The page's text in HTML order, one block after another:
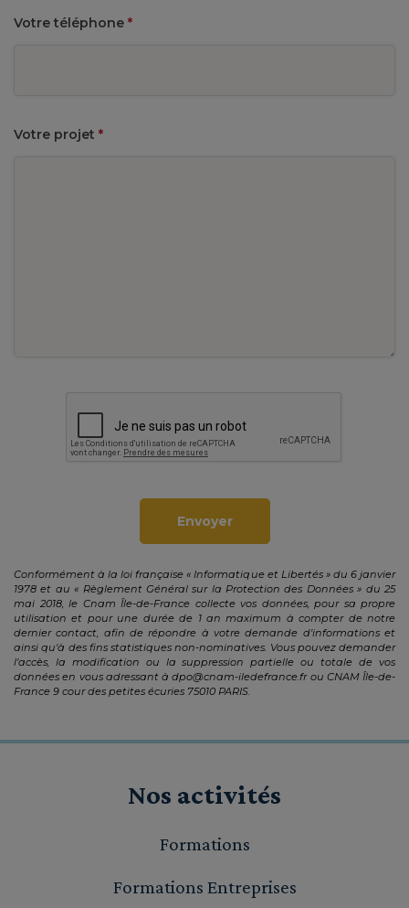
Votre téléphone *
Votre projet *
Envoyer
Conformément à la loi française « Informatique et Libertés » du 6 janvier
1978 et au « Règlement Général sur la Protection des Données » du 25
mai 2018, le Cnam Île-de-France collecte vos données, pour sa propre
utilisation et pour une durée de 1 an maximum à compter de notre
dernier contact, afin de répondre à votre demande d'informations et
ainsi qu'à des fins statistiques non-nominatives. Vous pouvez demander
l'accès, la modification ou la suppression partielle ou totale de vos
données en vous adressant àdpo@cnam-iledefrance.frou CNAM Île-de-
France 9 cour des petites écuries 75010 PARIS.
Nos activités
Formations
Formations Entreprises